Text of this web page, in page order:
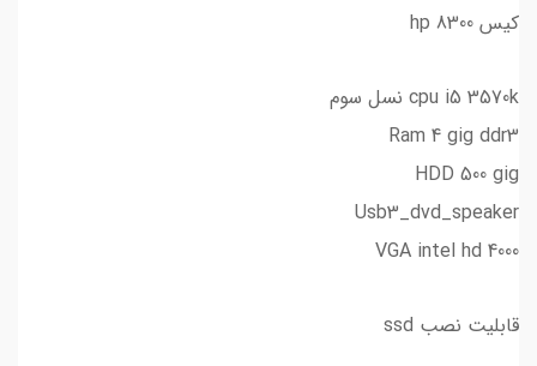
کیس hp 8300
cpu i5 3570k نسل سوم
Ram 4 gig ddr3
HDD 500 gig
Usb3_dvd_speaker
VGA intel hd 4000
قابلیت نصب ssd